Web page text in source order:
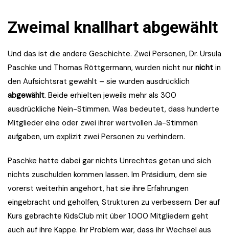
Zweimal knallhart abgewählt
Und das ist die andere Geschichte. Zwei Personen, Dr. Ursula
Paschke und Thomas Röttgermann, wurden nicht nur nicht in
den Aufsichtsrat gewählt – sie wurden ausdrücklich
abgewählt. Beide erhielten jeweils mehr als 300
ausdrückliche Nein-Stimmen. Was bedeutet, dass hunderte
Mitglieder eine oder zwei ihrer wertvollen Ja-Stimmen
aufgaben, um explizit zwei Personen zu verhindern.
Paschke hatte dabei gar nichts Unrechtes getan und sich
nichts zuschulden kommen lassen. Im Präsidium, dem sie
vorerst weiterhin angehört, hat sie ihre Erfahrungen
eingebracht und geholfen, Strukturen zu verbessern. Der auf
Kurs gebrachte KidsClub mit über 1.000 Mitgliedern geht
auch auf ihre Kappe. Ihr Problem war, dass ihr Wechsel aus